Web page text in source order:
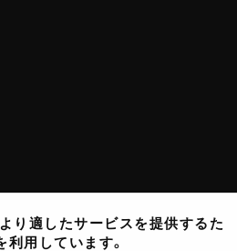
り適したサービスを提供するた
利用しています。